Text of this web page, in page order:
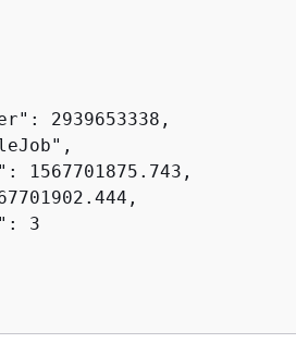
2939653338,
1567701875.743,
3